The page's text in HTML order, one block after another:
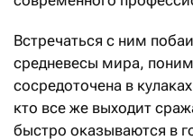
Встречаться с ним
средневесы мира,
сосредоточена в
кто все же выходит
быстро оказываются в